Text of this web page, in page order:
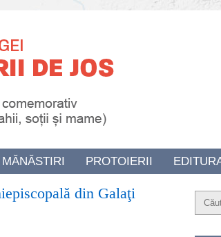
MĂNĂSTIRI PROTOIERII
din Galaţi